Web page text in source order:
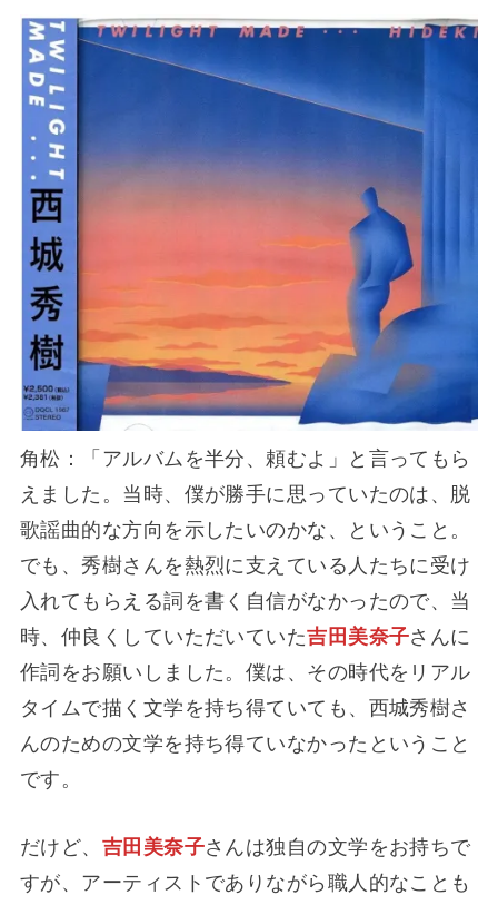
角松：「アルバムを半分、頼むよ」と言ってもら
えました。当時、僕が勝手に思っていたのは、脱
歌謡曲的な方向を示したいのかな、ということ。
でも、秀樹さんを熱烈に支えている人たちに受け
入れてもらえる詞を書く自信がなかったので、当
時、仲良くしていただいていた吉田美奈子さんに
作詞をお願いしました。僕は、その時代をリアル
タイムで描く文学を持ち得ていても、西城秀樹さ
んのための文学を持ち得ていなかったということ
です。
だけど、 吉田美奈子さんは独自の文学をお持ちで
すが、アーティストでありながら職人的なことも